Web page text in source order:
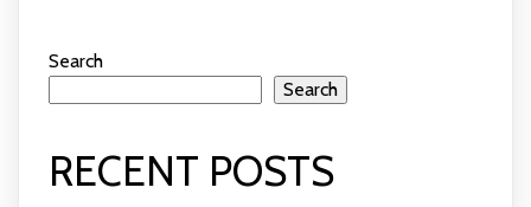
Search
Search
RECENT POSTS